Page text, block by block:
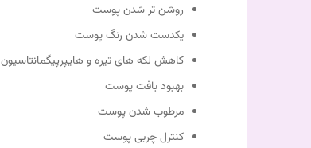
روشن تر شدن پوست
یکدست شدن رنگ پوست
کاهش لکه های تیره و هایپرپیگمانتاسیون
بهبود بافت پوست
مرطوب شدن پوست
کنترل چربی پوست